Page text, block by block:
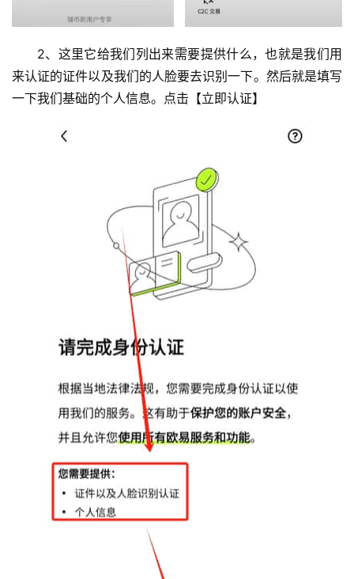
2、这里它给我们列出来需要提供什么，也就是我们用
来认证的证件以及我们的人脸要去识别一下。然后就是填写
一下我们基础的个人信息。点击【立即认证】